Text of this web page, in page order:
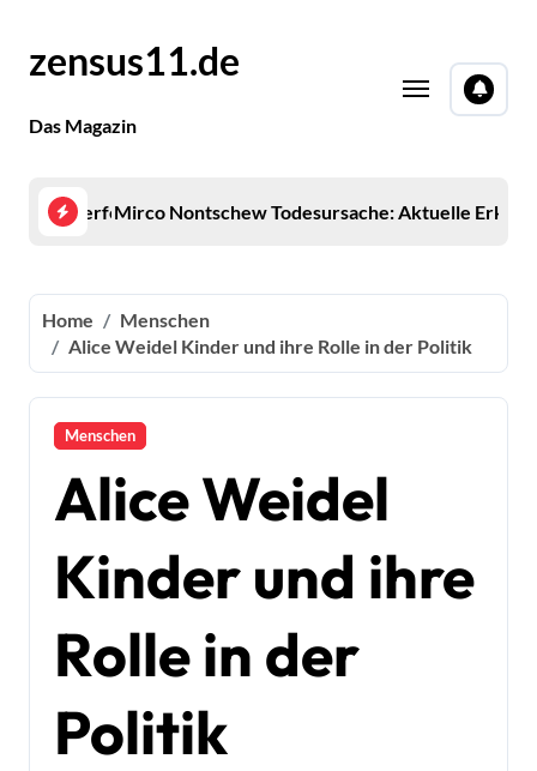
contentzensus11.de
Das Magazin
für die perfekte Urlaubsplanung
Mirco Nontschew Todesursache: Aktuelle
Home
Menschen
Alice Weidel Kinder und ihre Rolle in der Politik
Menschen
Alice Weidel
Kinder und ihre
Rolle in der
Politik